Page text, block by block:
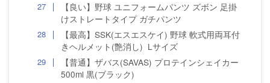
【良い】野球 ユニフォームパンツ ズボン 足掛
けストレートタイプ ガチパンツ
【最高】SSK(エスエスケイ) 野球 軟式用両耳付
きヘルメット(艶消し) Lサイズ
【普通】ザバス(SAVAS) プロテインシェイカー
500ml 黒(ブラック)